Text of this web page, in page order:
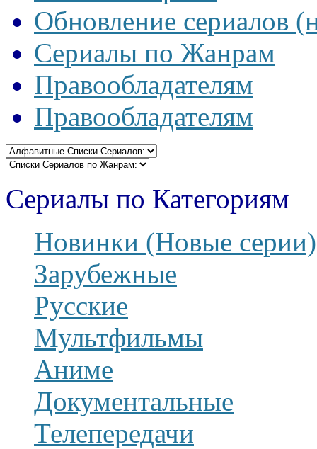
Обновление сериалов
Сериалы по Жанрам
Правообладателям
Правообладателям
Сериалы по Категориям
Новинки (Новые серии)
Зарубежные
Русские
Мультфильмы
Аниме
Документальные
Телепередачи